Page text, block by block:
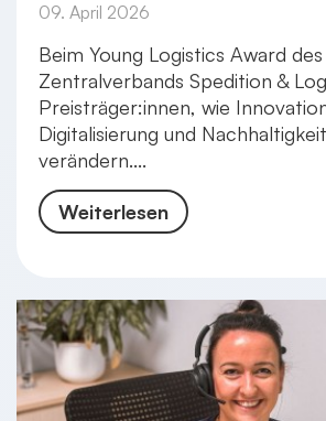
09. April 2026
Beim Young Logistics Award des
Zentralverbands Spedition &
Preisträger:innen, wie
Digitalisierung und
verändern....
Weiterlesen